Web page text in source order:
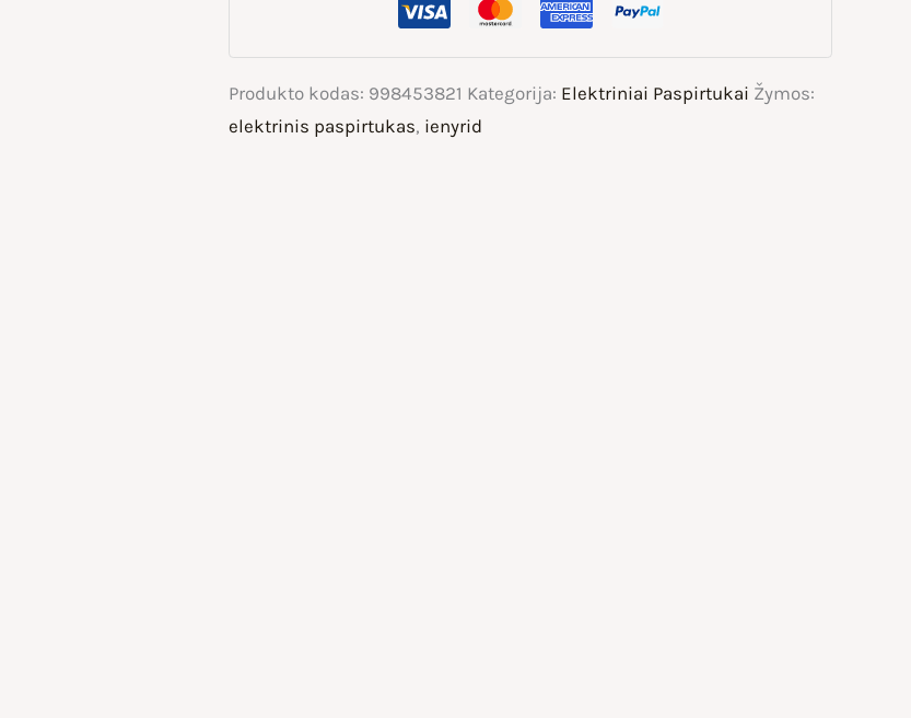
Produkto kodas: 998453821 Kategorija: Elektriniai Paspirtukai Žymos:
elektrinis paspirtukas, ienyrid